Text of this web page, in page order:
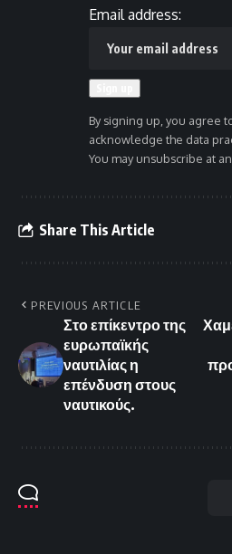
Email address:
By signing up, you agree
acknowledge the data
You may unsubscribe at
Share This Article
PREVIOUS ARTICLE
Στο επίκεντρο της
ευρωπαϊκής
ναυτιλίας η
επένδυση στους
ναυτικούς.